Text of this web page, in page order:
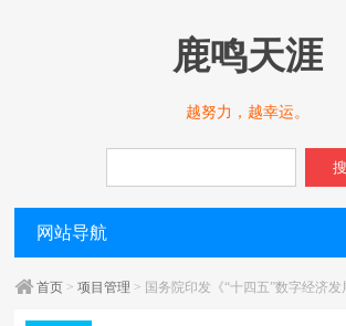
鹿鸣天涯
越努力，越幸运。
网站导航
首页 >项目管理 > 国务院印发《“十四五”数字经济发